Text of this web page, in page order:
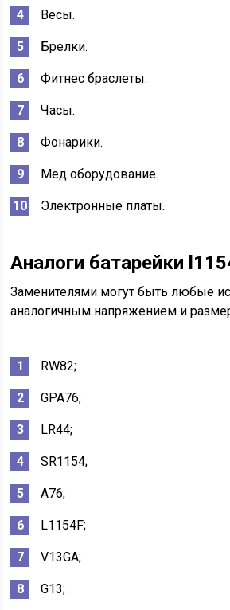
Весы.
Брелки.
Фитнес браслеты.
Часы.
Фонарики.
Мед оборудование.
Электронные платы.
Аналоги батарейки
Заменителями могут быть любые
аналогичным напряжением и
RW82;
GPA76;
LR44;
SR1154;
A76;
L1154F;
V13GA;
G13;